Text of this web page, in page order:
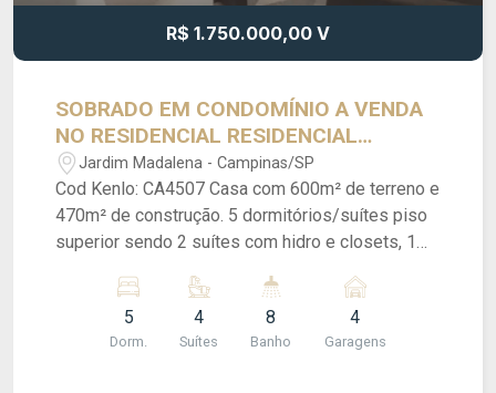
R$ 1.750.000,00 V
SOBRADO EM CONDOMÍNIO A VENDA
NO RESIDENCIAL RESIDENCIAL
GALLERY - CAMPINAS/SP.
Jardim Madalena - Campinas/SP
Cod Kenlo: CA4507 Casa com 600m² de terreno e
470m² de construção. 5 dormitórios/suítes piso
superior sendo 2 suítes com hidro e closets, 1
escritório, sala de cinema ou brinquedoteca,
quarto de empregada com banheiro, 8 banheiros,
despensa grande, mobília inclusa, camas King e
5
Dorm.
4
Suítes
8
Banho
4
Garagens